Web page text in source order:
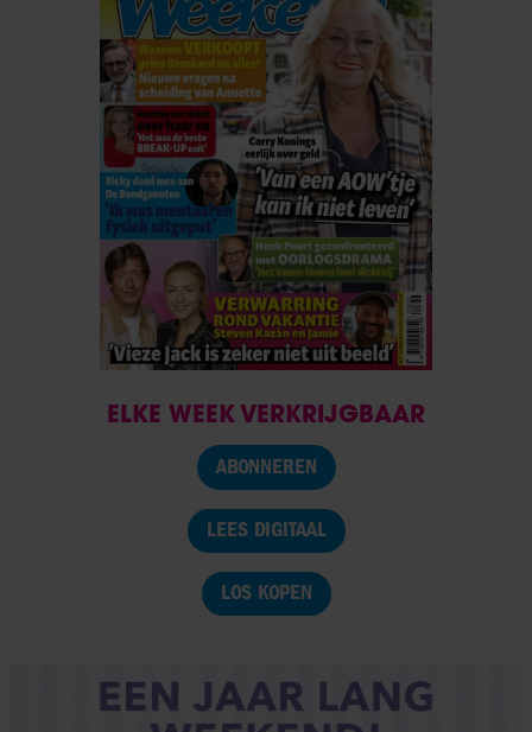
ELKE WEEK VERKRIJGBAAR
ABONNEREN
LEES DIGITAAL
LOS KOPEN